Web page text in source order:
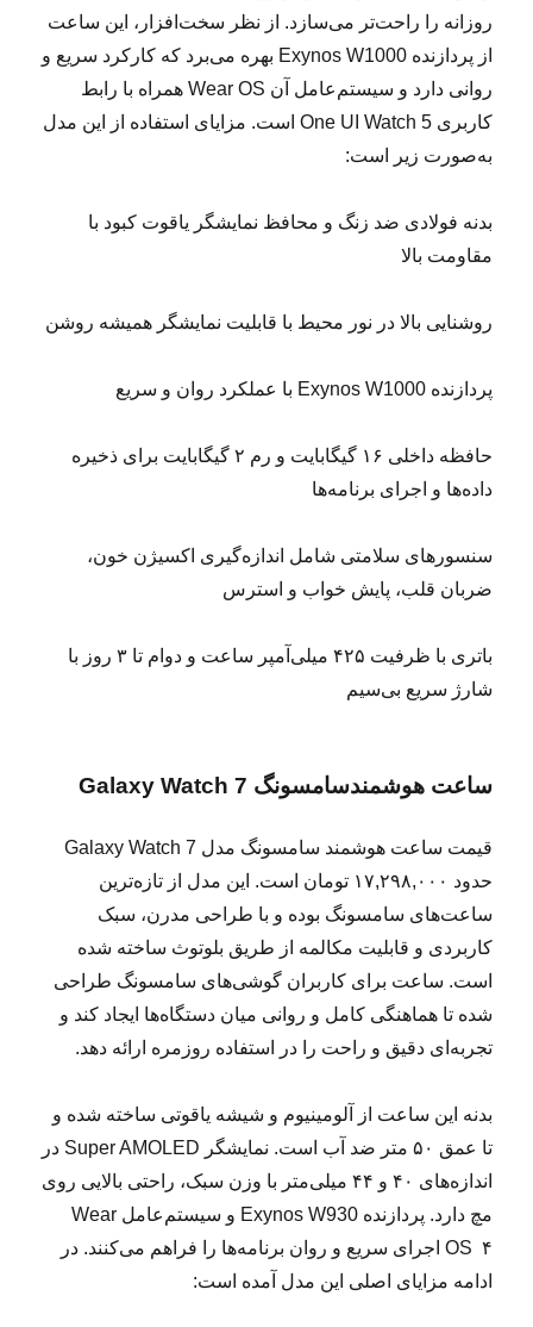
روزانه را راحت‌تر می‌سازد. از نظر سخت‌افزار، این ساعت
از پردازنده Exynos W1000 بهره می‌برد که کارکرد سریع و
روانی دارد و سیستم‌عامل آن Wear OS همراه با رابط
کاربری One UI Watch 5 است. مزایای استفاده از این مدل
به‌صورت زیر است:
‌بدنه فولادی ضد زنگ و محافظ نمایشگر یاقوت کبود با
مقاومت بالا
‌روشنایی بالا در نور محیط با قابلیت نمایشگر همیشه روشن
پردازنده Exynos W1000 با عملکرد روان و سریع
حافظه داخلی ۱۶ گیگابایت و رم ۲ گیگابایت برای ذخیره
داده‌ها و اجرای برنامه‌ها
سنسورهای سلامتی شامل اندازه‌گیری اکسیژن خون،
ضربان قلب، پایش خواب و استرس
باتری با ظرفیت ۴۲۵ میلی‌آمپر ساعت و دوام تا ۳ روز با
شارژ سریع بی‌سیم
ساعت هوشمندسامسونگ Galaxy Watch 7
قیمت ساعت هوشمند سامسونگ مدل Galaxy Watch 7
حدود ۱۷,۲۹۸,۰۰۰ تومان است. این مدل از تازه‌ترین
ساعت‌های سامسونگ بوده و با طراحی مدرن، سبک
کاربردی و قابلیت مکالمه از طریق بلوتوث ساخته شده
است. ساعت برای کاربران گوشی‌های سامسونگ طراحی
شده تا هماهنگی کامل و روانی میان دستگاه‌ها ایجاد کند و
تجربه‌ای دقیق و راحت را در استفاده روزمره ارائه دهد.
بدنه این ساعت از آلومینیوم و شیشه یاقوتی ساخته شده و
تا عمق ۵۰ متر ضد آب است. نمایشگر Super AMOLED در
اندازه‌های ۴۰ و ۴۴ میلی‌متر با وزن سبک، راحتی بالایی روی
مچ دارد. پردازنده Exynos W930 و سیستم‌عامل Wear
OS ۴ اجرای سریع و روان برنامه‌ها را فراهم می‌کنند. در
ادامه مزایای اصلی این مدل آمده است: